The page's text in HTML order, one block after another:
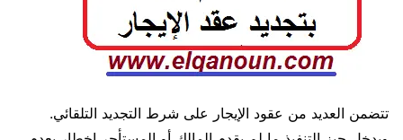
تتضمن العديد من عقود الإيجار على شرط التجديد التلقائي.